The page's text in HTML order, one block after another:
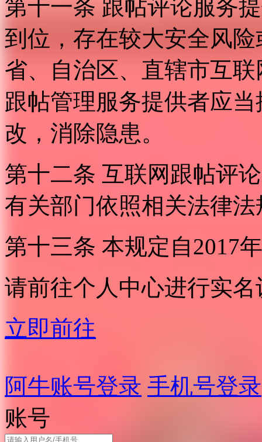
第十一条 跟帖评论服务
到位，存在较大安全风
省、自治区、直辖市互
跟帖管理服务提供者应
改，消除隐患。
第十二条 互联网跟帖评
有关部门依照相关法律
第十三条 本规定自2017
请前往个人中心进行实名
立即前往
阿牛账号登录 手机号登录
账号